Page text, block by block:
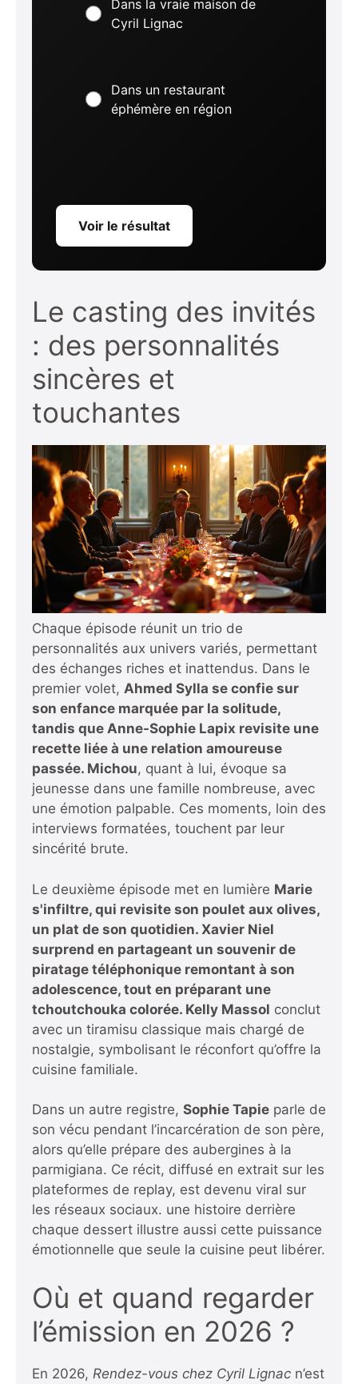
Dans la vraie maison de
Cyril Lignac
Dans un restaurant
éphémère en région
Voir le résultat
Le casting des invités
: des personnalités
sincères et
touchantes
Chaque épisode réunit un trio de
personnalités aux univers variés, permettant
des échanges riches et inattendus. Dans le
premier volet, Ahmed Sylla se confie sur
son enfance marquée par la solitude,
tandis que Anne-Sophie Lapix revisite une
recette liée à une relation amoureuse
passée. Michou, quant à lui, évoque sa
jeunesse dans une famille nombreuse, avec
une émotion palpable. Ces moments, loin des
interviews formatées, touchent par leur
sincérité brute.
Le deuxième épisode met en lumière Marie
s'infiltre, qui revisite son poulet aux olives,
un plat de son quotidien. Xavier Niel
surprend en partageant un souvenir de
piratage téléphonique remontant à son
adolescence, tout en préparant une
tchoutchouka colorée. Kelly Massol conclut
avec un tiramisu classique mais chargé de
nostalgie, symbolisant le réconfort qu’offre la
cuisine familiale.
Dans un autre registre, Sophie Tapie parle de
son vécu pendant l’incarcération de son père,
alors qu’elle prépare des aubergines à la
parmigiana. Ce récit, diffusé en extrait sur les
plateformes de replay, est devenu viral sur
les réseaux sociaux. une histoire derrière
chaque dessert illustre aussi cette puissance
émotionnelle que seule la cuisine peut libérer.
Où et quand regarder
l’émission en 2026 ?
En 2026, Rendez-vous chez Cyril Lignac n’est